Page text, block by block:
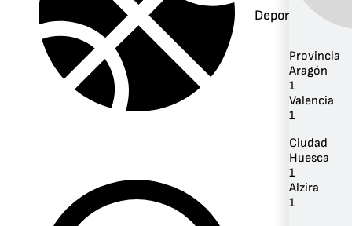
Deportes
Provincia
Aragón
1
Valencia
1
Ciudad
Huesca
1
Alzira
1